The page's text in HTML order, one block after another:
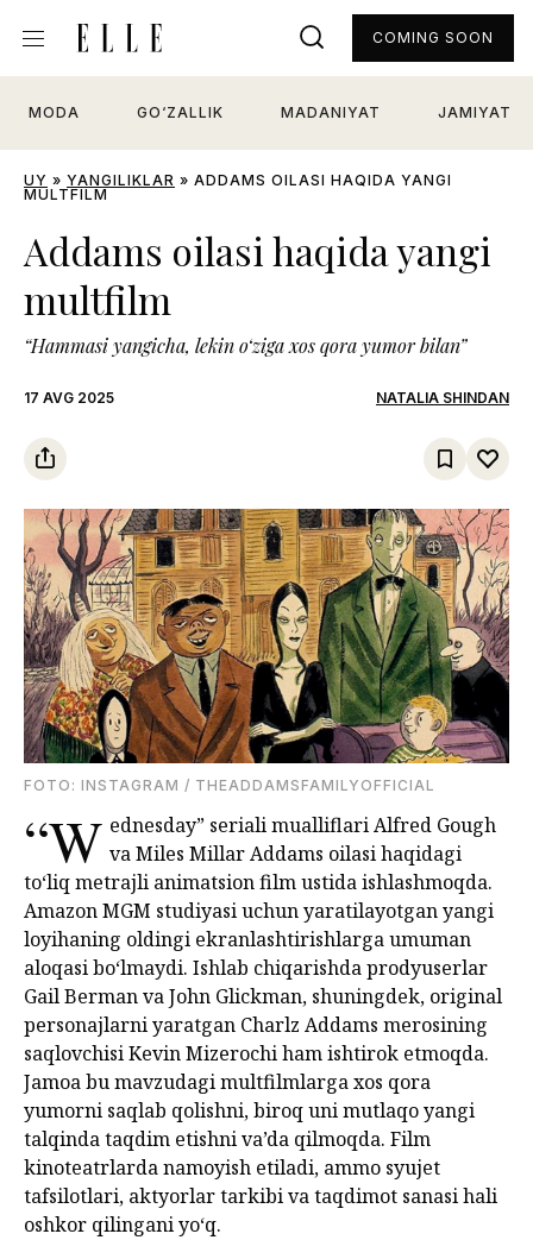
MODA GO‘ZALLIK MADANIYAT JAMIYAT
COMING SOON
UY » YANGILIKLAR » ADDAMS OILASI HAQIDA YANGI
MULTFILM
Addams oilasi haqida yangi
multfilm
“Hammasi yangicha, lekin o‘ziga xos qora yumor bilan”
17 AVG 2025 NATALIA SHINDAN
FOTO: INSTAGRAM / THEADDAMSFAMILYOFFICIAL
“W ednesday” seriali mualliflari Alfred Gough
va Miles Millar Addams oilasi haqidagi
to‘liq metrajli animatsion film ustida ishlashmoqda.
Amazon MGM studiyasi uchun yaratilayotgan yangi
loyihaning oldingi ekranlashtirishlarga umuman
aloqasi bo‘lmaydi. Ishlab chiqarishda prodyuserlar
Gail Berman va John Glickman, shuningdek, original
personajlarni yaratgan Charlz Addams merosining
saqlovchisi Kevin Mizerochi ham ishtirok etmoqda.
Jamoa bu mavzudagi multfilmlarga xos qora
yumorni saqlab qolishni, biroq uni mutlaqo yangi
talqinda taqdim etishni va’da qilmoqda. Film
kinoteatrlarda namoyish etiladi, ammo syujet
tafsilotlari, aktyorlar tarkibi va taqdimot sanasi hali
oshkor qilingani yo‘q.